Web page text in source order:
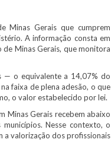
Gerais que cumprem
A informação consta em
Minas Gerais, que monitora
— o equivalente a 14,07% do
faixa de plena adesão, o que
o valor estabelecido por lei.
Minas Gerais recebem abaixo
Nesse contexto, o
a valorização dos profissionais